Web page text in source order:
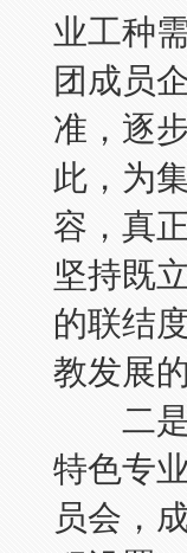
业工种
团成员
准，逐
此，为
容，真
坚持既
的联结
教发展
二是
特色专
员会，